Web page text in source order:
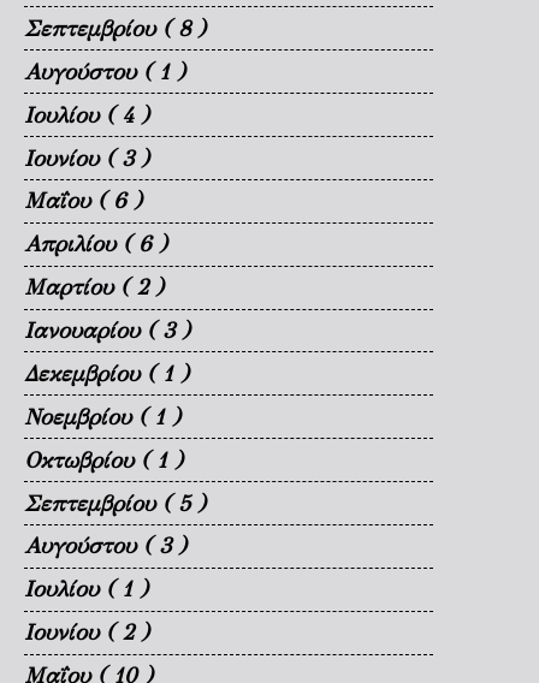
Σεπτεμβρίου ( 8 )
Αυγούστου ( 1 )
Ιουλίου ( 4 )
Ιουνίου ( 3 )
Μαΐου ( 6 )
Απριλίου ( 6 )
Μαρτίου ( 2 )
Ιανουαρίου ( 3 )
Δεκεμβρίου ( 1 )
Νοεμβρίου ( 1 )
Οκτωβρίου ( 1 )
Σεπτεμβρίου ( 5 )
Αυγούστου ( 3 )
Ιουλίου ( 1 )
Ιουνίου ( 2 )
Μαΐου ( 10 )